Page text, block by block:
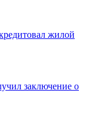
жилой
заключение о